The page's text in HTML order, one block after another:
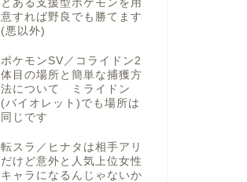
とある支援型ポケモンを用
意すれば野良でも勝てます
(悪以外)
ポケモンSV／コライドン2
体目の場所と簡単な捕獲方
法について ミライドン
(バイオレット)でも場所は
同じです
転スラ／ヒナタは相手アリ
だけど意外と人気上位女性
キャラになるんじゃないか